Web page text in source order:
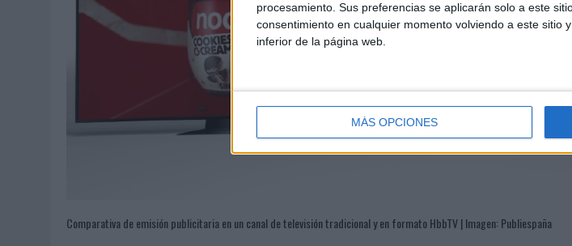
procesamiento. Sus preferencias se aplicarán solo a este
consentimiento en cualquier momento volviendo a este sitio
inferior de la página web.
MÁS OPCIONES
Comparativa de emisión publicitaria en un canal de televisión tradicional y en formato HbbTV | Imagen: Publiespaña